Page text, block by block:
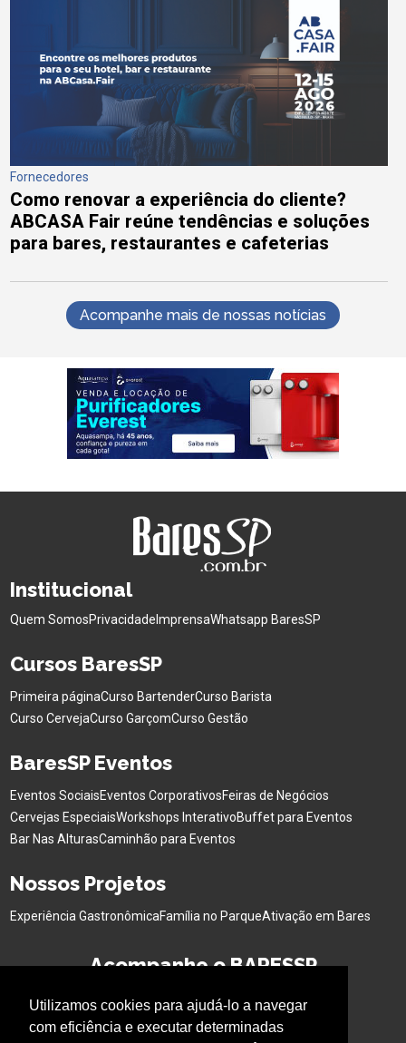
Utilizamos cookies para ajudá-lo a navegar
com eficiência e executar determinadas
Fornecedores
Como renovar a experiência do cliente?
ABCASA Fair reúne tendências e soluções
para bares, restaurantes e cafeterias
Acompanhe mais de nossas notícias
Institucional
Quem SomosPrivacidade ImprensaWhatsapp BaresSP
Cursos BaresSP
Primeira páginaCurso BartenderCurso Barista
Curso CervejaCurso GarçomCurso Gestão
BaresSP Eventos
Eventos SociaisEventos CorporativosFeiras de Negócios
Cervejas EspeciaisWorkshops InterativoBuffet para Eventos
Bar Nas AlturasCaminhão para Eventos
Nossos Projetos
Experiência GastronômicaFamília no ParqueAtivação em Bares
Acompanhe o BARESSP